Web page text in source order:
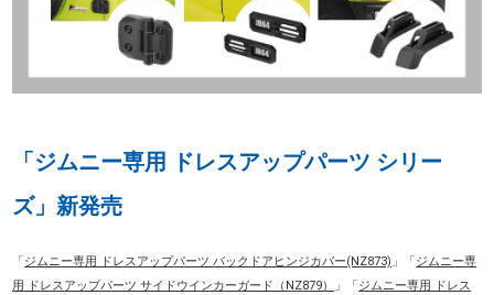
「ジムニー専用 ドレスアップパーツ シリー
ズ」新発売
「 ジムニー専用 ドレスアップパーツ バックドアヒンジカバー(NZ873) 」「 ジムニー専
用 ドレスアップパーツ サイドウインカーガード（NZ879）
」「 ジムニー専用 ドレス